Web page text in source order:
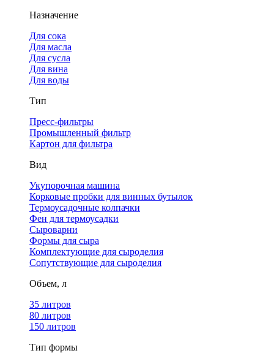
Назначение
Для сока
Для масла
Для сусла
Для вина
Для воды
Тип
Пресс-фильтры
Промышленный фильтр
Картон для фильтра
Вид
Укупорочная машина
Корковые пробки для винных бутылок
Термоусадочные колпачки
Фен для термоусадки
Сыроварни
Формы для сыра
Комплектующие для сыроделия
Сопутствующие для сыроделия
Объем, л
35 литров
80 литров
150 литров
Тип формы